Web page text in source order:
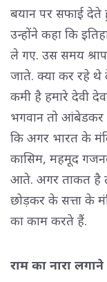
बयान पर सफाई देते
उन्होंने कहा कि
ले गए. उस समय
जाते. क्या कर रहे थे
कमी है हमारे देवी
भगवान तो आंबेडकर
कि अगर भारत के
कासिम, महमूद
आते. अगर ताकत है
छोड़कर के सत्ता के
का काम करते हैं.
राम का नारा